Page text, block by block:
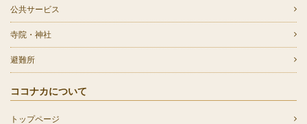
公共サービス
寺院・神社
避難所
ココナカについて
トップページ